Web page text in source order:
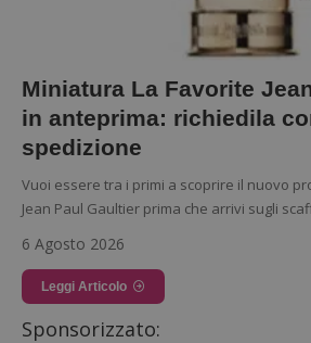
Miniatura La Favorite
in anteprima: richiedila
spedizione
Vuoi essere tra i primi a scoprire il nuovo
Jean Paul Gaultier prima che arrivi sugli
6 Agosto 2026
Leggi Articolo
Sponsorizzato: